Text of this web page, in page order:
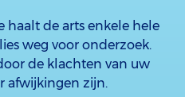
haalt de arts enkele hele
weg voor onderzoek.
de klachten van uw
afwijkingen zijn.